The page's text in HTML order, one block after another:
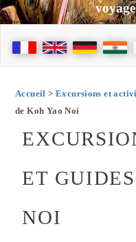
Accueil > Excursions et
de Koh Yao Noi
ET
NOI